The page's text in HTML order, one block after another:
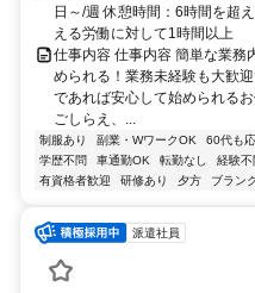
日～/週 休憩時間：6時間を超
える労働に対して1時間以上
仕事内容 仕事内容 簡単な業務
められる！業務未経験も大歓
であれば安心して始められる
ごしらえ、...
制服あり 副業・WワークOK 60代も
学歴不問
車通勤OK 転勤なし 経験不
有資格者歓迎
研修あり 夕方 ブラン
派遣社員